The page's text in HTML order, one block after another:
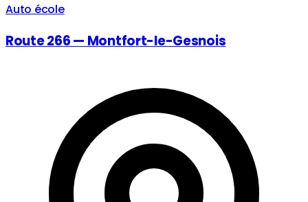
Auto école
Route 266 — Montfort-le-Gesnois